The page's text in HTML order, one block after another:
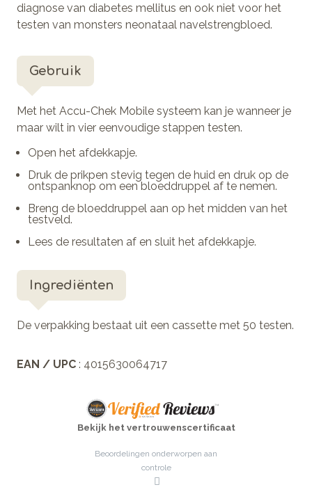
diagnose van diabetes mellitus en ook niet voor het
testen van monsters neonataal navelstrengbloed.
Gebruik
Met het Accu-Chek Mobile systeem kan je wanneer je
maar wilt in vier eenvoudige stappen testen.
Open het afdekkapje.
Druk de prikpen stevig tegen de huid en druk op de
ontspanknop om een bloeddruppel af te nemen.
Breng de bloeddruppel aan op het midden van het
testveld.
Lees de resultaten af en sluit het afdekkapje.
Ingrediënten
De verpakking bestaat uit een cassette met 50 testen.
EAN / UPC : 4015630064717
Bekijk het vertrouwenscertificaat
Beoordelingen onderworpen aan
controle